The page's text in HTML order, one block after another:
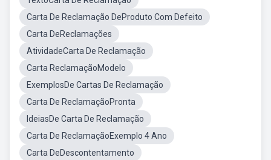
Carta De Reclamação DeProduto Com Defeito
Carta DeReclamações
AtividadeCarta De Reclamação
Carta ReclamaçãoModelo
ExemplosDe Cartas De Reclamação
Carta De ReclamaçãoPronta
IdeiasDe Carta De Reclamação
Carta De ReclamaçãoExemplo 4 Ano
Carta DeDescontentamento